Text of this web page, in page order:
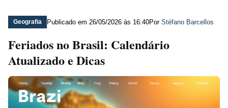
Geografia Publicado em 26/05/2026 às 16:40Por Stéfano Barcellos
Feriados no Brasil: Calendário
Atualizado e Dicas